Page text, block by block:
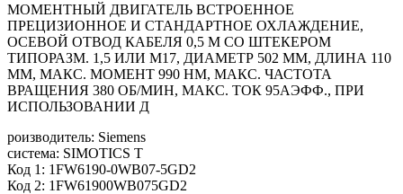
МОМЕНТНЫЙ ДВИГАТЕЛЬ ВСТРОЕННОЕ
ПРЕЦИЗИОННОЕ И СТАНДАРТНОЕ ОХЛАЖДЕНИЕ,
ОСЕВОЙ ОТВОД КАБЕЛЯ 0,5 М СО ШТЕКЕРОМ
ТИПОРАЗМ. 1,5 ИЛИ М17, ДИАМЕТР 502 ММ, ДЛИНА 110
ММ, МАКС. МОМЕНТ 990 HM, МАКС. ЧАСТОТА
ВРАЩЕНИЯ 380 ОБ/MИН, МАКС. ТОК 95АЭФФ., ПРИ
ИСПОЛЬЗОВАНИИ Д
роизводитель: Siemens
система: SIMOTICS T
Код 1: 1FW6190-0WB07-5GD2
Код 2: 1FW61900WB075GD2